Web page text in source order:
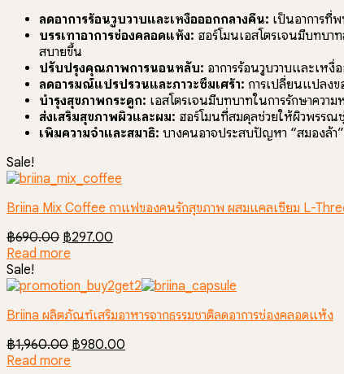
ลดอาการร้อนวูบวาบและเหงื่อออกกลางคืน: เป็นอาการที่
บรรเทาอาการช่องคลอดแห้ง: ฮอร์โมนเอสโตรเจนมีบทบา
สบายขึ้น
ปรับปรุงคุณภาพการนอนหลับ: อาการร้อนวูบวาบและเห
ลดอารมณ์แปรปรวนและภาวะซึมเศร้า: การเปลี่ยนแปลงข
บำรุงสุขภาพกระดูก: เอสโตรเจนมีบทบาทในการรักษาคว
ส่งเสริมสุขภาพผิวและผม: ฮอร์โมนที่สมดุลช่วยให้ผิวพรร
เพิ่มความจำและสมาธิ: บางคนอาจประสบปัญหา “สมองล้า
Sale!
Briina Mix Coffee กาแฟของคนรักสุขภาพ ผสมแคลเซียม L-
฿690.00 Original
price
฿690.00.
฿297.00
฿297.00.
Read more
Sale!
Briina ผลิตภัณฑ์เสริมอาหารจากธรรมชาติลดอาการช่องคลอดแห้ง
฿1,960.00 Original
฿980.00
Read more